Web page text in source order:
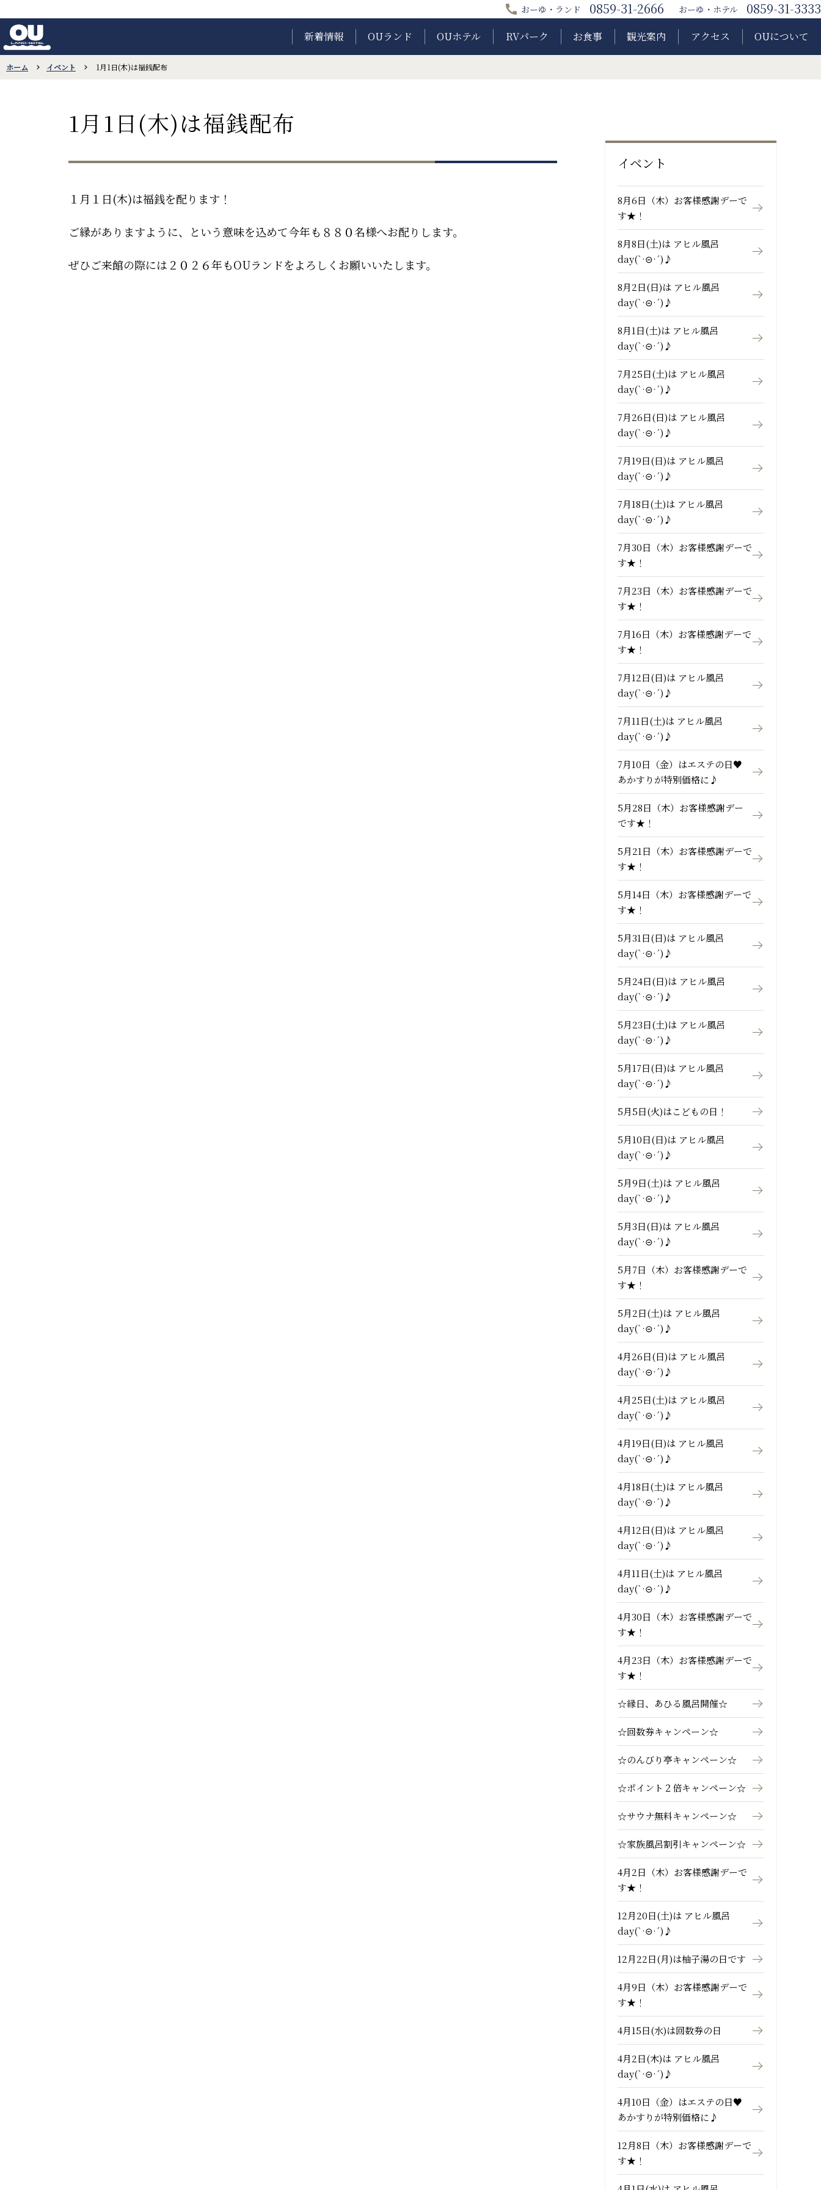
call おーゆ・ランド 0859-31-2666 おーゆ・ホテル 0859-31-3333
新着情報 OUランド OUホテル RVパーク お食事 観光案内 アクセス OUについて
ホーム イベント 1月1日(木)は福銭配布
1月1日(木)は福銭配布
１月１日(木)は福銭を配ります！
ご縁がありますように、という意味を込めて今年も８８０名様へお配りします。
ぜひご来館の際には２０２６年もOUランドをよろしくお願いいたします。
イベント
8月6日（木）お客様感謝デーで
す★！
8月8日(土)は アヒル風呂
day(`·⊝·´)♪
8月2日(日)は アヒル風呂
day(`·⊝·´)♪
8月1日(土)は アヒル風呂
day(`·⊝·´)♪
7月25日(土)は アヒル風呂
day(`·⊝·´)♪
7月26日(日)は アヒル風呂
day(`·⊝·´)♪
7月19日(日)は アヒル風呂
day(`·⊝·´)♪
7月18日(土)は アヒル風呂
day(`·⊝·´)♪
7月30日（木）お客様感謝デーで
す★！
7月23日（木）お客様感謝デーで
す★！
7月16日（木）お客様感謝デーで
す★！
7月12日(日)は アヒル風呂
day(`·⊝·´)♪
7月11日(土)は アヒル風呂
day(`·⊝·´)♪
7月10日（金）はエステの日♥
あかすりが特別価格に♪
5月28日（木）お客様感謝デー
です★！
5月21日（木）お客様感謝デーで
す★！
5月14日（木）お客様感謝デーで
す★！
5月31日(日)は アヒル風呂
day(`·⊝·´)♪
5月24日(日)は アヒル風呂
day(`·⊝·´)♪
5月23日(土)は アヒル風呂
day(`·⊝·´)♪
5月17日(日)は アヒル風呂
day(`·⊝·´)♪
5月5日(火)はこどもの日！
5月10日(日)は アヒル風呂
day(`·⊝·´)♪
5月9日(土)は アヒル風呂
day(`·⊝·´)♪
5月3日(日)は アヒル風呂
day(`·⊝·´)♪
5月7日（木）お客様感謝デーで
す★！
5月2日(土)は アヒル風呂
day(`·⊝·´)♪
4月26日(日)は アヒル風呂
day(`·⊝·´)♪
4月25日(土)は アヒル風呂
day(`·⊝·´)♪
4月19日(日)は アヒル風呂
day(`·⊝·´)♪
4月18日(土)は アヒル風呂
day(`·⊝·´)♪
4月12日(日)は アヒル風呂
day(`·⊝·´)♪
4月11日(土)は アヒル風呂
day(`·⊝·´)♪
4月30日（木）お客様感謝デーで
す★！
4月23日（木）お客様感謝デーで
す★！
☆縁日、あひる風呂開催☆
☆回数券キャンペーン☆
☆のんびり亭キャンペーン☆
☆ポイント２倍キャンペーン☆
☆サウナ無料キャンペーン☆
☆家族風呂割引キャンペーン☆
4月2日（木）お客様感謝デーで
す★！
12月20日(土)は アヒル風呂
day(`·⊝·´)♪
12月22日(月)は柚子湯の日です
4月9日（木）お客様感謝デーで
す★！
4月15日(水)は回数券の日
4月2日(木)は アヒル風呂
day(`·⊝·´)♪
4月10日（金）はエステの日♥
あかすりが特別価格に♪
12月8日（木）お客様感謝デーで
す★！